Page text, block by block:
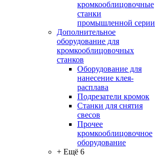
кромкооблицовочные
станки
промышленной серии
Дополнительное
оборудование для
кромкооблицовочных
станков
Оборудование для
нанесение клея-
расплава
Подрезатели кромок
Станки для снятия
свесов
Прочее
кромкооблицовочное
оборудование
+ Ещё 6